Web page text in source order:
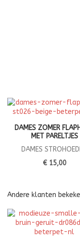
DAMES ZOMER
MET PARELTJES
DAMES
€ 15,00
Andere klanten